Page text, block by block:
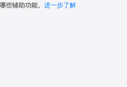
些辅助功能。 进一步了解